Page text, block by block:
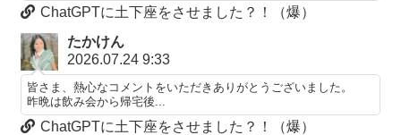
ChatGPTに土下座をさせました？！（爆）
たかけん
2026.07.24 9:33
皆さま、熱心なコメントをいただきありがとうございました。
昨晩は飲み会から帰宅後...
ChatGPTに土下座をさせました？！（爆）